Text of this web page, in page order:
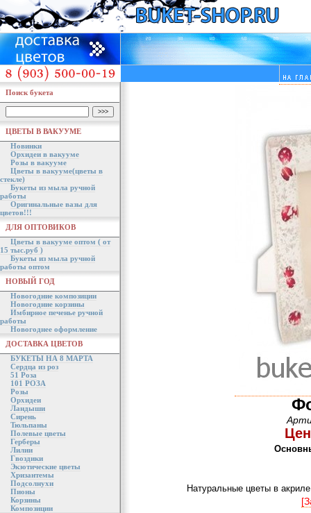
Поиск букета
ЦВЕТЫ В ВАКУУМЕ
Новинки
Орхидеи в вакууме
Розы в вакууме
Цветы в вакууме(цветы в
стекле)
Букеты из мыла ручной
работы
Оригинальные вазы для
цветов!!!
ДЛЯ ОПТОВИКОВ
Цветы в вакууме оптом ( от
15 тыс.руб )
Букеты из мыла ручной
работы оптом
НОВЫЙ ГОД
Новогодние композиции
Новогодние корзины
Имбирное печенье ручной
работы
Новогоднее оформление
ДОСТАВКА ЦВЕТОВ
БУКЕТЫ НА 8 МАРТА
Сердца из роз
51 Роза
101 РОЗА
Розы
Орхидеи
Ландыши
Сирень
Тюльпаны
Полевые цветы
Герберы
Лилии
Гвоздики
Экзотические цветы
Хризантемы
Подсолнухи
Пионы
Корзины
Композиции
Натуральные цветы в